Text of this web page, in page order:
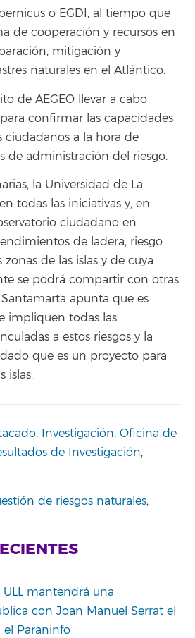
o EGDI, al tiempo que
de cooperación y recursos en
mitigación y
naturales en el Atlántico.
de AEGEO llevar a cabo
confirmar las capacidades
ciudadanos a la hora de
de administración del riesgo.
la Universidad de La
todas las iniciativas y, en
ciudadano en
de ladera, riesgo
de las islas y de cuya
se podrá compartir con otras
apunta que es
impliquen todas las
a estos riesgos y la
que es un proyecto para
islas.
, Investigación, Oficina de
de Investigación,
de riesgos naturales,
mantendrá una
con Joan Manuel Serrat el
Paraninfo